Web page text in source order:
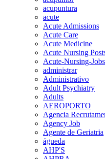
acupuntura
acute
Acute Admissions
Acute Care
Acute Medicine
Acute Nursing
Acute-Nursing-Jobs
administrar
Administrativo
Adult Psychiatry
Adults
AEROPORTO
Agencia
Agency Job
Agente de Geriatria
águeda
AHP'S